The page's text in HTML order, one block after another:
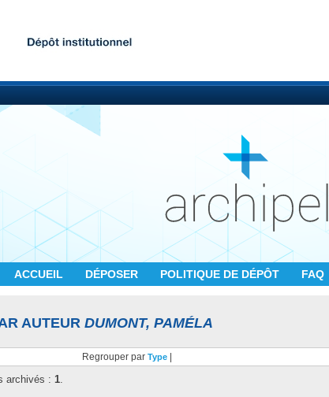
ACCUEIL DÉPOSER POLITIQUE DE DÉPÔT FAQ
AUTEUR DUMONT, PAMÉLA
Regrouper par Type
archivés : 1.